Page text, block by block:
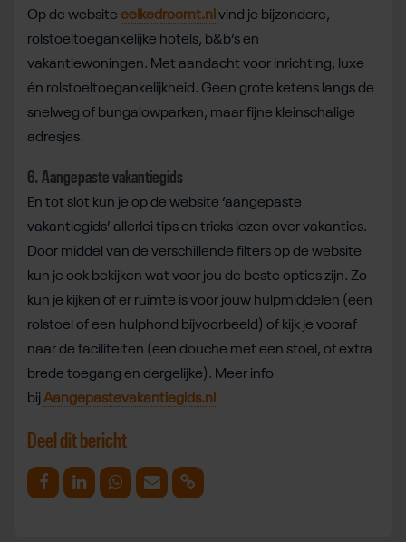
Op de website eelkedroomt.nl vind je bijzondere,
rolstoeltoegankelijke hotels, b&b’s en
vakantiewoningen. Met aandacht voor inrichting, luxe
én rolstoeltoegankelijkheid. Geen grote ketens langs de
snelweg of bungalowparken, maar fijne kleinschalige
adresjes.
6. Aangepaste vakantiegids
En tot slot kun je op de website ‘aangepaste
vakantiegids’ allerlei tips en tricks lezen over vakanties.
Door middel van de verschillende filters op de website
kun je ook bekijken wat voor jou de beste opties zijn. Zo
kun je kijken of er ruimte is voor jouw hulpmiddelen (een
rolstoel of een hulphond bijvoorbeeld) of kijk je vooraf
naar de faciliteiten (een douche met een stoel, of extra
brede toegang en dergelijke). Meer info
bij Aangepastevakantiegids.nl
Deel dit bericht
Deel op Facebook
Deel op LinkedinDeel op Whatsapp
Mail link Kopieer link